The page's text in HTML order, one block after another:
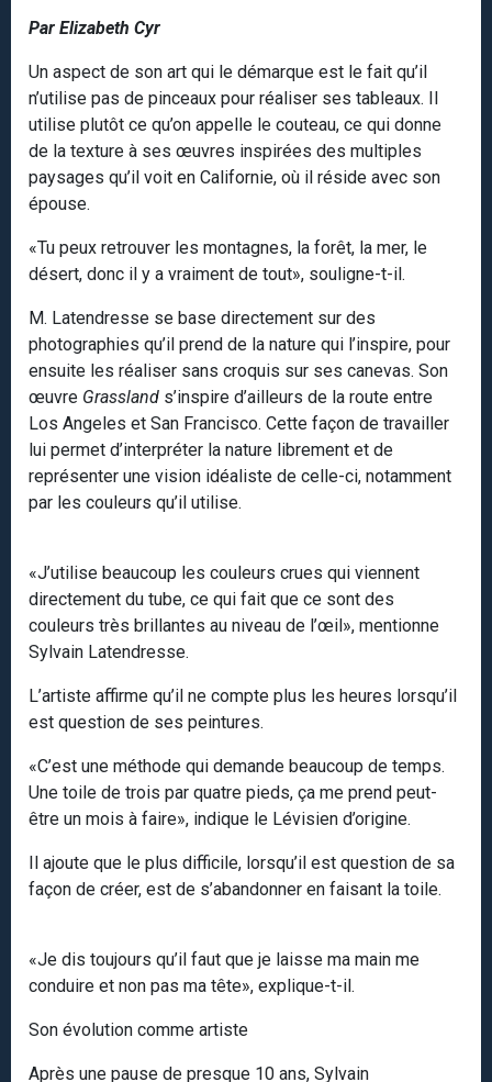
Par Elizabeth Cyr
Un aspect de son art qui le démarque est le fait qu’il
n’utilise pas de pinceaux pour réaliser ses tableaux. Il
utilise plutôt ce qu’on appelle le couteau, ce qui donne
de la texture à ses œuvres inspirées des multiples
paysages qu’il voit en Californie, où il réside avec son
épouse.
«Tu peux retrouver les montagnes, la forêt, la mer, le
désert, donc il y a vraiment de tout», souligne-t-il.
M. Latendresse se base directement sur des
photographies qu’il prend de la nature qui l’inspire, pour
ensuite les réaliser sans croquis sur ses canevas. Son
œuvre Grassland s’inspire d’ailleurs de la route entre
Los Angeles et San Francisco. Cette façon de travailler
lui permet d’interpréter la nature librement et de
représenter une vision idéaliste de celle-ci, notamment
par les couleurs qu’il utilise.
«J’utilise beaucoup les couleurs crues qui viennent
directement du tube, ce qui fait que ce sont des
couleurs très brillantes au niveau de l’œil», mentionne
Sylvain Latendresse.
L’artiste affirme qu’il ne compte plus les heures lorsqu’il
est question de ses peintures.
«C’est une méthode qui demande beaucoup de temps.
Une toile de trois par quatre pieds, ça me prend peut-
être un mois à faire», indique le Lévisien d’origine.
Il ajoute que le plus difficile, lorsqu’il est question de sa
façon de créer, est de s’abandonner en faisant la toile.
«Je dis toujours qu’il faut que je laisse ma main me
conduire et non pas ma tête», explique-t-il.
Son évolution comme artiste
Après une pause de presque 10 ans, Sylvain